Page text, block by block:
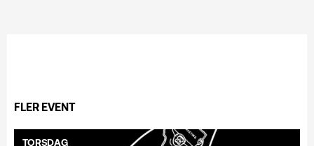
FLER EVENT
TORSDAG